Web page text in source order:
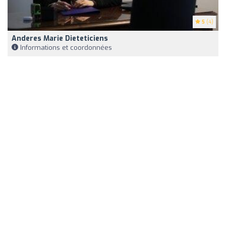
5 (4)
Anderes Marie Dieteticiens
Informations et coordonnées